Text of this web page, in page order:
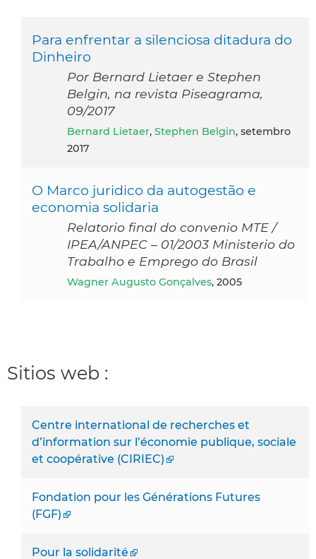
Para enfrentar a silenciosa ditadura do
Dinheiro
Por Bernard Lietaer e Stephen
Belgin, na revista Piseagrama,
09/2017
Bernard Lietaer, Stephen Belgin, setembro
2017
O Marco juridico da autogestão e
economia solidaria
Relatorio final do convenio MTE /
IPEA/ANPEC – 01/2003 Ministerio do
Trabalho e Emprego do Brasil
Wagner Augusto Gonçalves, 2005
Sitios web :
Centre international de recherches et
d’information sur l’économie publique, sociale
et coopérative (CIRIEC)
Fondation pour les Générations Futures
(FGF)
Pour la solidarité